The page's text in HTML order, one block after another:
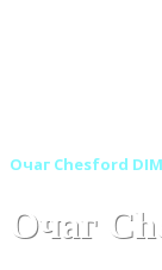
Очаг Chesford
Очаг